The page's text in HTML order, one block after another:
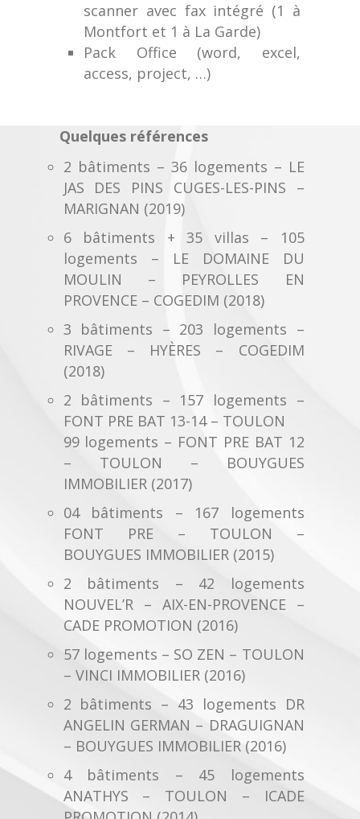
scanner avec fax intégré (1 à
Montfort et 1 à La Garde)
Pack Office (word, excel,
access, project, …)
Quelques références
2 bâtiments – 36 logements – LE
JAS DES PINS CUGES-LES-PINS –
MARIGNAN (2019)
6 bâtiments + 35 villas – 105
logements – LE DOMAINE DU
MOULIN – PEYROLLES EN
PROVENCE – COGEDIM (2018)
3 bâtiments – 203 logements –
RIVAGE – HYÈRES – COGEDIM
(2018)
2 bâtiments – 157 logements –
FONT PRE BAT 13-14 – TOULON
99 logements – FONT PRE BAT 12
– TOULON – BOUYGUES
IMMOBILIER (2017)
04 bâtiments – 167 logements
FONT PRE – TOULON –
BOUYGUES IMMOBILIER (2015)
2 bâtiments – 42 logements
NOUVEL’R – AIX-EN-PROVENCE –
CADE PROMOTION (2016)
57 logements – SO ZEN – TOULON
– VINCI IMMOBILIER (2016)
2 bâtiments – 43 logements DR
ANGELIN GERMAN – DRAGUIGNAN
– BOUYGUES IMMOBILIER (2016)
4 bâtiments – 45 logements
ANATHYS – TOULON – ICADE